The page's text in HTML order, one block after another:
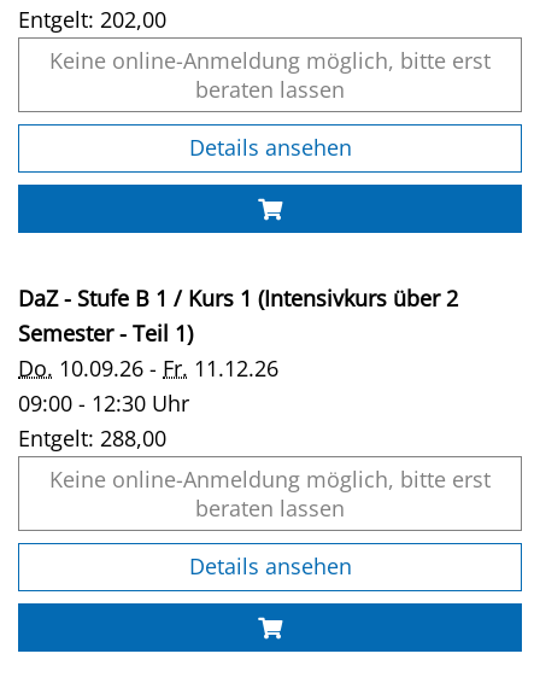
Entgelt: 202,00
Keine online-Anmeldung möglich, bitte erst
beraten lassen
Details ansehen
DaZ - Stufe B 1 / Kurs 1 (Intensivkurs über 2
Semester - Teil 1)
Do. 10.09.26 - Fr. 11.12.26
09:00 - 12:30 Uhr
Entgelt: 288,00
Keine online-Anmeldung möglich, bitte erst
beraten lassen
Details ansehen